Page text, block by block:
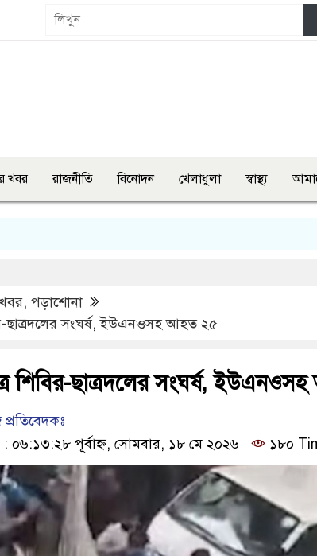
খবর রাজনীতি বিনোদন খেলাধুলা স্বাস্থ্য
, পড়াশোনা
ছাত্রদলের সংঘর্ষ, ইউএনওসহ আহত ২৫
শিবির-ছাত্রদলের সংঘর্ষ,
০৬:১৩:২৮ পূর্বাহ্ন, সোমবার, ১৮ মে ২০২৬
১৮০